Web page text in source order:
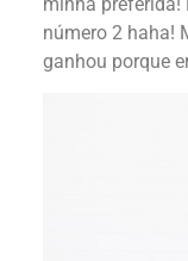
número 2 haha!
ganhou porque